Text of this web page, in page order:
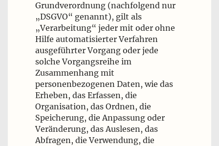
Grundverordnung (nachfolgend nur
„DSGVO“ genannt), gilt als
„Verarbeitung“ jeder mit oder ohne
Hilfe automatisierter Verfahren
ausgeführter Vorgang oder jede
solche Vorgangsreihe im
Zusammenhang mit
personenbezogenen Daten, wie das
Erheben, das Erfassen, die
Organisation, das Ordnen, die
Speicherung, die Anpassung oder
Veränderung, das Auslesen, das
Abfragen, die Verwendung, die